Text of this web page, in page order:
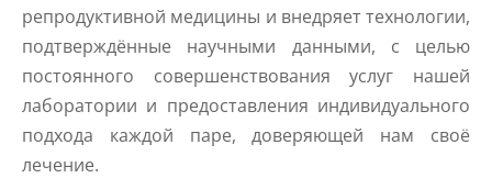
репродуктивной медицины и внедряет технологии,
подтверждённые научными данными, с целью
постоянного совершенствования услуг нашей
лаборатории и предоставления индивидуального
подхода каждой паре, доверяющей нам своё
лечение.